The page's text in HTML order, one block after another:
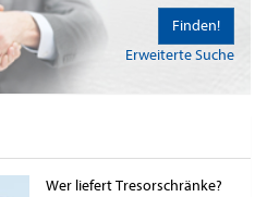
Erweiterte Suche
Finden!
Wer liefert Tresorschränke?